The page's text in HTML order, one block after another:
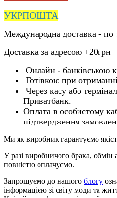
УКРПОШТА
Международна доставка -
Доставка за адресою +20грн
Онлайн - банківською
Готівкою при
Через касу або
Приватбанк.
Оплата в особистому
підтвердження
Ми як виробник гарантуємо
У разі виробничого брака,
повністю оплачуємо.
Запрошуємо до нашого блогу
інформацією зі світу моди та